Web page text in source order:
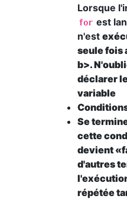
Lorsque
for est
n'est
seule fois
b>.
déclarer
variable
Se
cette
devient
d'autres
répétée